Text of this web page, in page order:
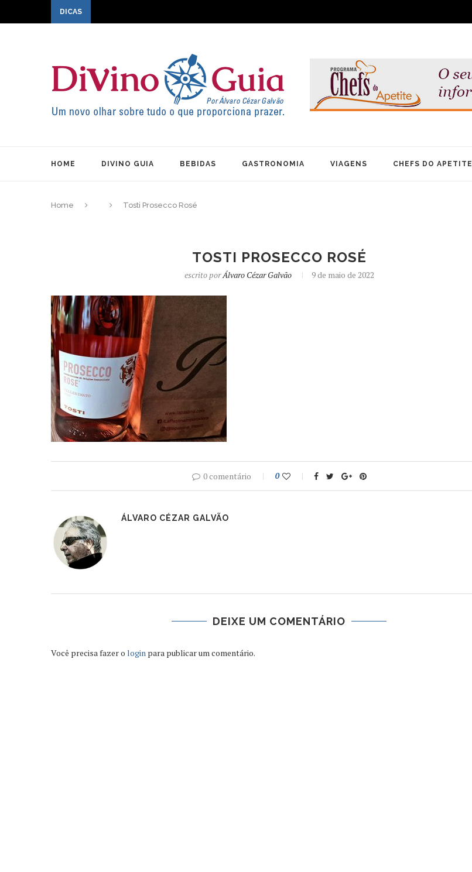
DICAS
HOME DIVINO GUIA BEBIDAS GASTRONOMIA VIAGENS CHEFS DO APETITE
Home Tosti Prosecco Rosé
TOSTI PROSECCO ROSÉ
escrito porÁlvaro Cézar Galvão 9 de maio de 2022
0 comentário 0
ÁLVARO CÉZAR GALVÃO
DEIXE UM COMENTÁRIO
Você precisa fazer o login para publicar um comentário.